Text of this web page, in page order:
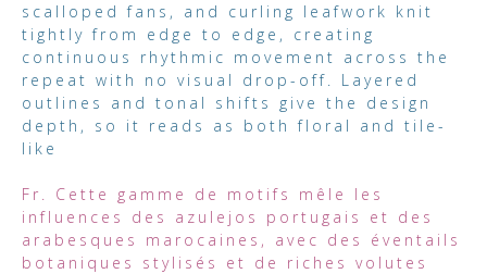
scalloped fans, and curling leafwork knit
tightly from edge to edge, creating
continuous rhythmic movement across the
repeat with no visual drop-off. Layered
outlines and tonal shifts give the design
depth, so it reads as both floral and tile-
like
Fr. Cette gamme de motifs mêle les
influences des azulejos portugais et des
arabesques marocaines, avec des éventails
botaniques stylisés et de riches volutes